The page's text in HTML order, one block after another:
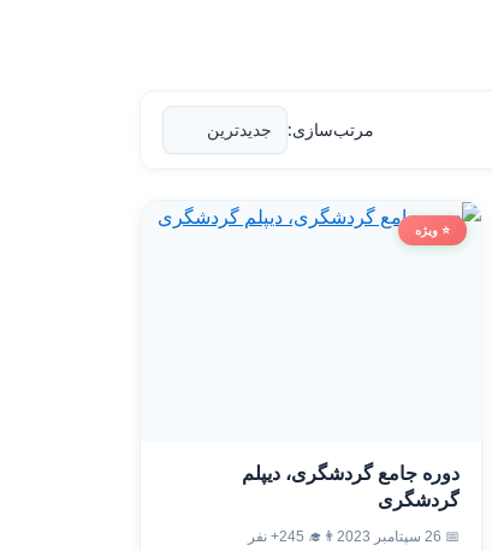
مرتب‌سازی:
⭐ ویژه
دوره جامع گردشگری، دیپلم
گردشگری
📅 26 سپتامبر 2023 👨‍🎓 245+ نفر